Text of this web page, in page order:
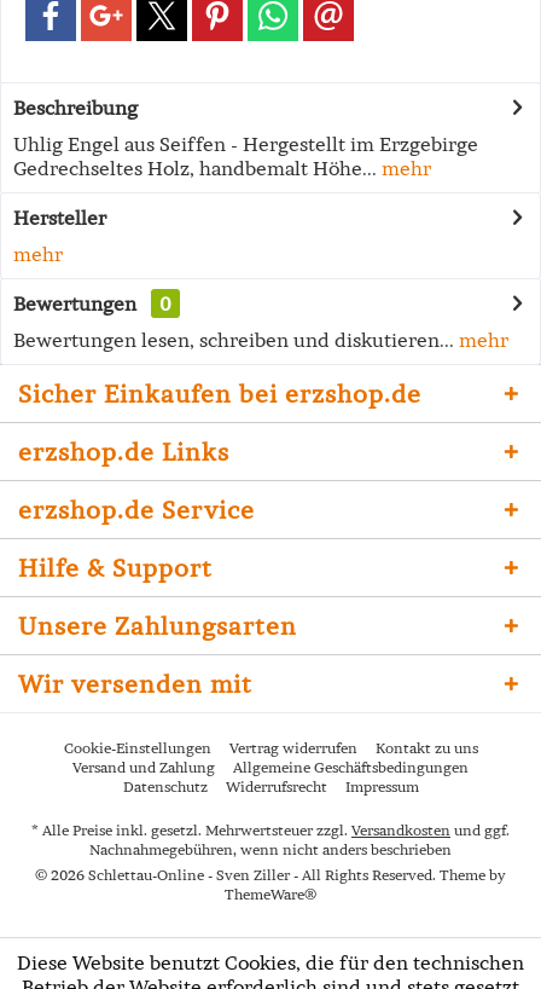
Beschreibung
Uhlig Engel aus Seiffen - Hergestellt im Erzgebirge
Gedrechseltes Holz, handbemalt Höhe... mehr
Hersteller
mehr
Bewertungen
0
Bewertungen lesen, schreiben und diskutieren... mehr
Sicher Einkaufen bei erzshop.de
erzshop.de Links
erzshop.de Service
Hilfe & Support
Unsere Zahlungsarten
Wir versenden mit
Cookie-Einstellungen Vertrag widerrufen
Kontakt zu uns
Versand und Zahlung
Allgemeine Geschäftsbedingungen
Datenschutz
Widerrufsrecht Impressum
* Alle Preise inkl. gesetzl. Mehrwertsteuer zzgl. Versandkosten und ggf.
Nachnahmegebühren, wenn nicht anders beschrieben
© 2026 Schlettau-Online - Sven Ziller - All Rights Reserved. Theme by
ThemeWare®
Diese Website benutzt Cookies, die für den technischen